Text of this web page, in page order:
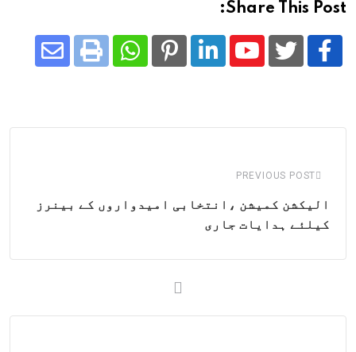
Share This Post:
Youtube
LinkedIn
Pinterest
Whatsapp
Print
PREVIOUS POST
الیکشن کمیشن ،انتخابی امیدواروں کے بینرز
کیلئے ہدایات جاری